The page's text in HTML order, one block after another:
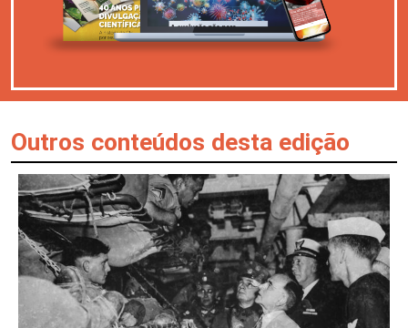
Outros conteúdos desta edição